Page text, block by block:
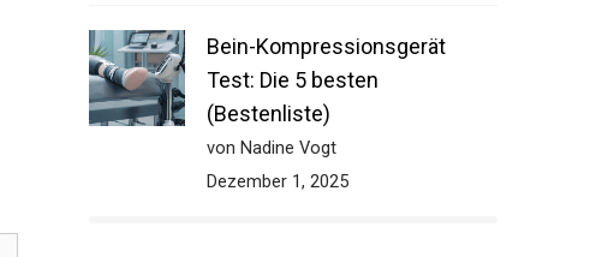
Bein-Kompressionsgerät
Test: Die 5 besten
(Bestenliste)
von Nadine Vogt
Dezember 1, 2025